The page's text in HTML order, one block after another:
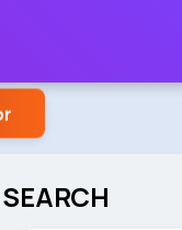
SEARCH